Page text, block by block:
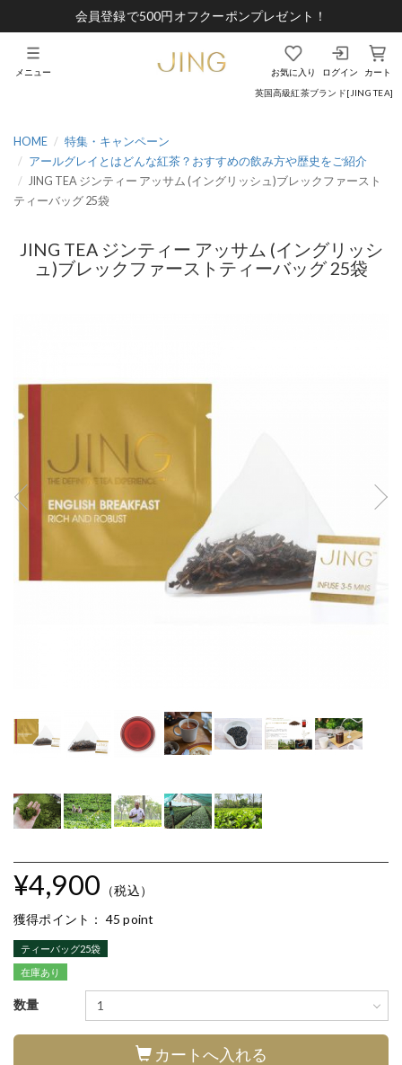
会員登録で500円オフクーポンプレゼント！
英国高級紅茶ブランド[JING TEA]
お気に入り ログイン カート
メニュー
HOME
特集・キャンペーン
アールグレイとはどんな紅茶？おすすめの飲み方や歴史をご紹介
JING TEA ジンティー アッサム (イングリッシュ)ブレックファースト
ティーバッグ 25袋
JING TEA ジンティー アッサム (イングリッシ
ュ)ブレックファーストティーバッグ 25袋
¥4,900 （税込）
獲得ポイント： 45 point
ティーバッグ25袋
在庫あり
数量
カートへ入れる